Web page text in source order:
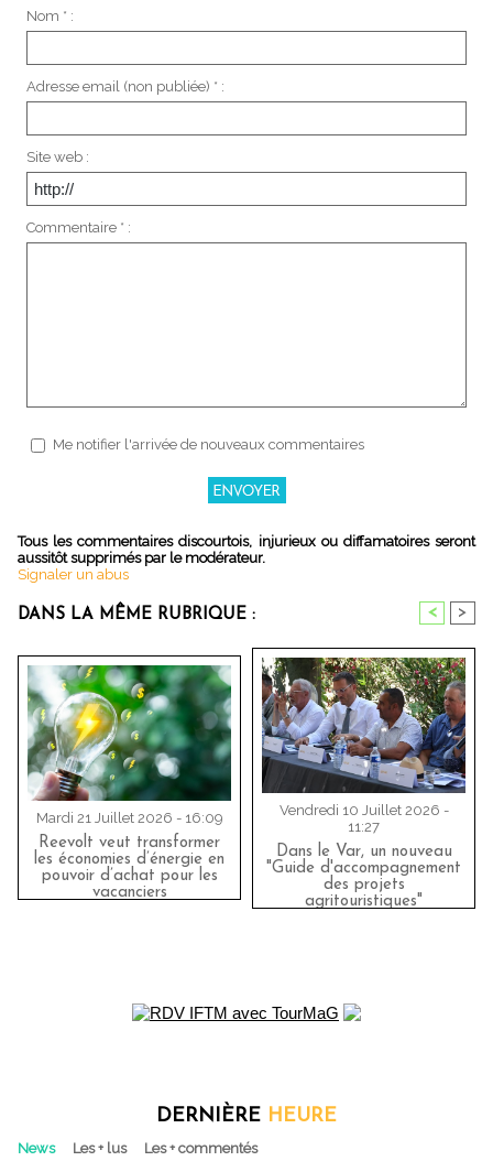
Nom * :
Adresse email (non publiée) * :
Site web :
Commentaire * :
Me notifier l'arrivée de nouveaux commentaires
Tous les commentaires discourtois, injurieux ou diffamatoires seront
aussitôt supprimés par le modérateur.
Signaler un abus
DANS LA MÊME RUBRIQUE : < >
Mardi 21 Juillet 2026 - 16:09
Reevolt veut transformer
les économies d’énergie en
pouvoir d’achat pour les
vacanciers
Vendredi 10 Juillet 2026 -
11:27
Dans le Var, un nouveau
"Guide d'accompagnement
des projets
agritouristiques"
DERNIÈRE HEURE
News Les + lus Les + commentés